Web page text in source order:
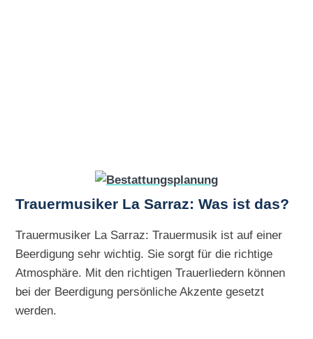
Trauermusiker La Sarraz: Was ist das?
Trauermusiker La Sarraz: Trauermusik ist auf einer
Beerdigung sehr wichtig. Sie sorgt für die richtige
Atmosphäre. Mit den richtigen Trauerliedern können
bei der Beerdigung persönliche Akzente gesetzt
werden.